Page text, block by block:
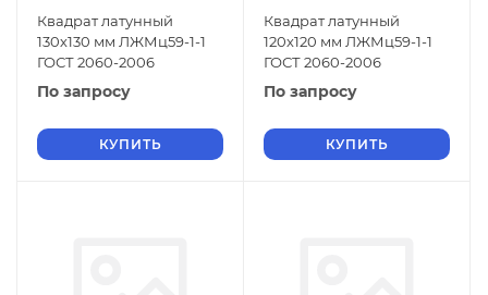
Квадрат латунный
130х130 мм ЛЖМц59-1-1
ГОСТ 2060-2006
По запросу
КУПИТЬ
Квадрат латунный
120х120 мм ЛЖМц59-1-1
ГОСТ 2060-2006
По запросу
КУПИТЬ